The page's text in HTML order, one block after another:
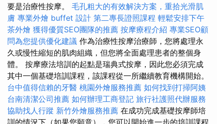
要是治療性按摩。 毛孔粗大的有效解決方案，重拾光滑肌
膚 專業外燴 buffet 設計 第二專長證照課程 輕鬆安排下午
茶外燴 獲得優質SEO團隊的推薦 按摩療程介紹 專業SEO顧
問為您提供優化建議 作為治療性按摩治療師，您將處理永
久或慢性縮短的肌肉組織，但您將全面處理患者的整個身
體。 按摩療法培訓的起點是瑞典式按摩，因此您必須完成
其中一個基礎培訓課程，該課程從一所繼續教育機構開始。
台中值得信賴的牙醫 桃園外燴服務推薦 如何找到打掃阿姨
台南清潔公司推薦 如何辦理工商登記 旅行社護照代辦服務
協助找人行蹤 新竹外燴服務推薦 在成功完成基礎按摩師培
訓的情況下（如果您願意），您可以開始進一步的培訓課程